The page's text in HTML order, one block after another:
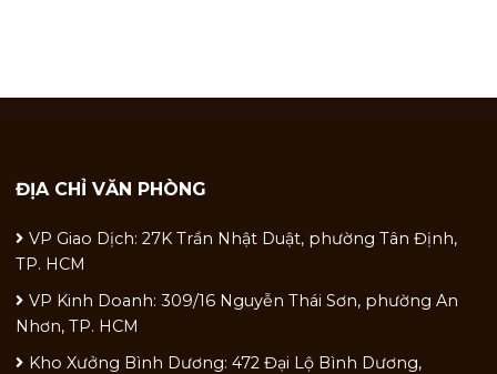
ĐỊA CHỈ VĂN PHÒNG
VP Giao Dịch: 27K Trần Nhật Duật, phường Tân Định,
TP. HCM
VP Kinh Doanh: 309/16 Nguyễn Thái Sơn, phường An
Nhơn, TP. HCM
Kho Xưởng Bình Dương: 472 Đại Lộ Bình Dương,